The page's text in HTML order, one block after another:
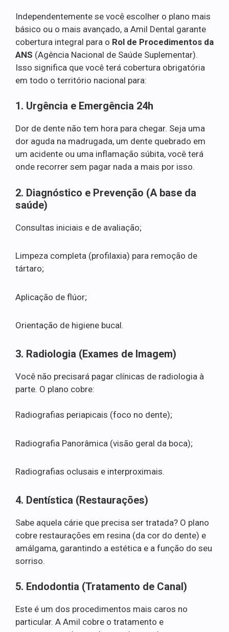
Independentemente se você escolher o plano mais
básico ou o mais avançado, a Amil Dental garante
cobertura integral para o Rol de Procedimentos da
ANS (Agência Nacional de Saúde Suplementar).
Isso significa que você terá cobertura obrigatória
em todo o território nacional para:
1. Urgência e Emergência 24h
Dor de dente não tem hora para chegar. Seja uma
dor aguda na madrugada, um dente quebrado em
um acidente ou uma inflamação súbita, você terá
onde recorrer sem pagar nada a mais por isso.
2. Diagnóstico e Prevenção (A base da
saúde)
Consultas iniciais e de avaliação;
Limpeza completa (profilaxia) para remoção de
tártaro;
Aplicação de flúor;
Orientação de higiene bucal.
3. Radiologia (Exames de Imagem)
Você não precisará pagar clínicas de radiologia à
parte. O plano cobre:
Radiografias periapicais (foco no dente);
Radiografia Panorâmica (visão geral da boca);
Radiografias oclusais e interproximais.
4. Dentística (Restaurações)
Sabe aquela cárie que precisa ser tratada? O plano
cobre restaurações em resina (da cor do dente) e
amálgama, garantindo a estética e a função do seu
sorriso.
5. Endodontia (Tratamento de Canal)
Este é um dos procedimentos mais caros no
particular. A Amil cobre o tratamento e